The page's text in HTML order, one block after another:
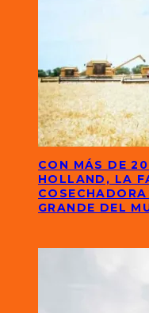
CON MÁS DE
HOLLAND, LA
GRANDE DEL